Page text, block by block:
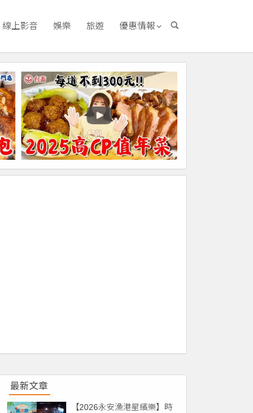
線上影音 娛樂 旅遊 優惠情報
最新文章
【2026永安漁港星繽樂】時